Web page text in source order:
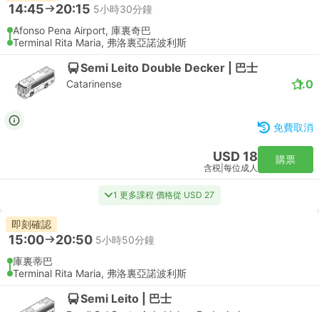
14:45 20:15 5小時30分鐘
Afonso Pena Airport, 庫裏奇巴
Terminal Rita Maria, 弗洛裏亞諾波利斯
Semi Leito Double Decker | 巴士
Catarinense 1.0
免費取消
USD 18
含税 每位成人
購票
1 更多課程 價格從 USD 27
即刻確認
15:00 20:50 5小時50分鐘
庫裏蒂巴
Terminal Rita Maria, 弗洛裏亞諾波利斯
Semi Leito | 巴士